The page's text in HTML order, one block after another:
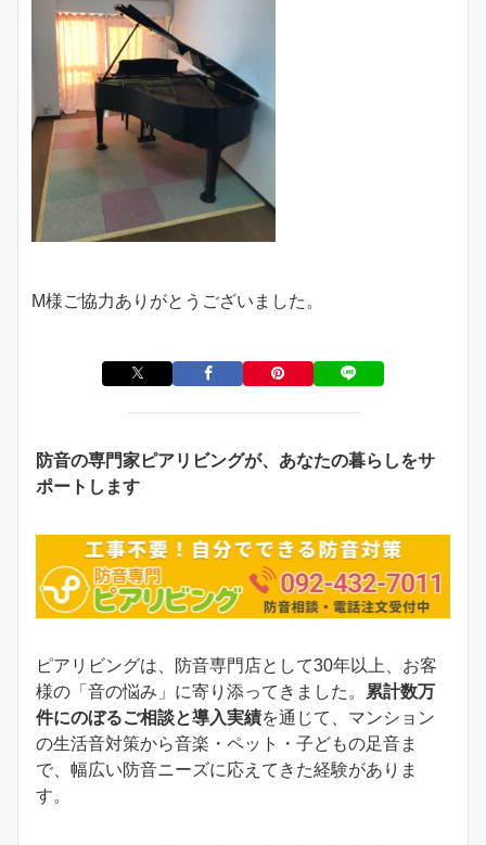
M様ご協力ありがとうございました。
防音の専門家ピアリビングが、あなたの暮らしをサ
ポートします
ピアリビングは、防音専門店として30年以上、お客
様の「音の悩み」に寄り添ってきました。
累計数万
件にのぼるご相談と導入実績を通じて、マンション
の生活音対策から音楽・ペット・子どもの足音ま
で、幅広い防音ニーズに応えてきた経験がありま
す。